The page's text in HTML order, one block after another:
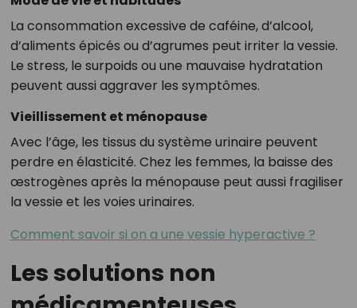
La consommation excessive de caféine, d’alcool,
d’aliments épicés ou d’agrumes peut irriter la vessie.
Le stress, le surpoids ou une mauvaise hydratation
peuvent aussi aggraver les symptômes.
Vieillissement et ménopause
Avec l’âge, les tissus du système urinaire peuvent
perdre en élasticité. Chez les femmes, la baisse des
œstrogènes après la ménopause peut aussi fragiliser
la vessie et les voies urinaires.
Comment savoir si on a une vessie hyperactive ?
Les solutions non